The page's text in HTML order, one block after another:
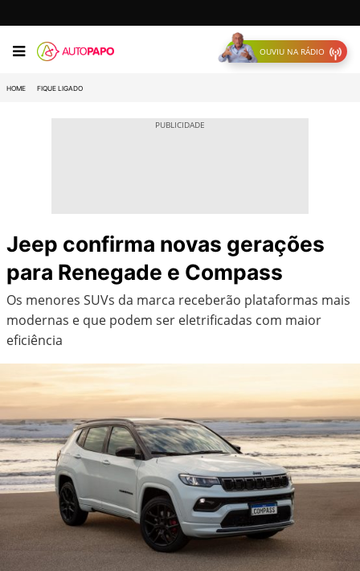
OUVIU NA RÁDIO
HOME FIQUE LIGADO
Jeep confirma novas gerações
para Renegade e Compass
Os menores SUVs da marca receberão plataformas mais
modernas e que podem ser eletrificadas com maior
eficiência